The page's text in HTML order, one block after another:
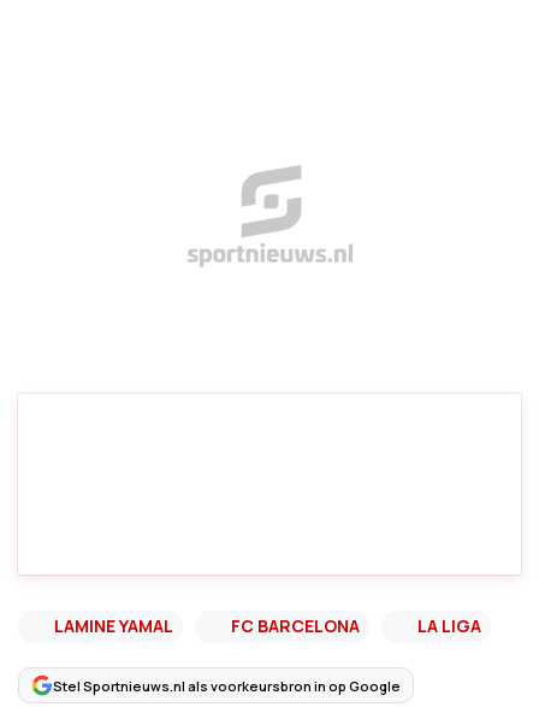
LAMINE YAMAL FC BARCELONA LA LIGA
Stel Sportnieuws.nl als voorkeursbron in op Google